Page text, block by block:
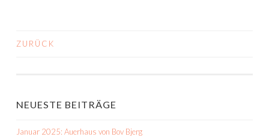
BEITRAGS-
ZURÜCK
NEUESTE BEITRÄGE
Januar 2025: Auerhaus von Bov Bjerg